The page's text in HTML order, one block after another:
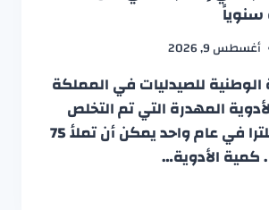
أغسطس 9, 2026
الوطنية للصيدليات في المملكة
المهدرة التي تم التخلص
منها في إنجلترا في عام واحد يمكن أن تملأ 75
الأدوية…